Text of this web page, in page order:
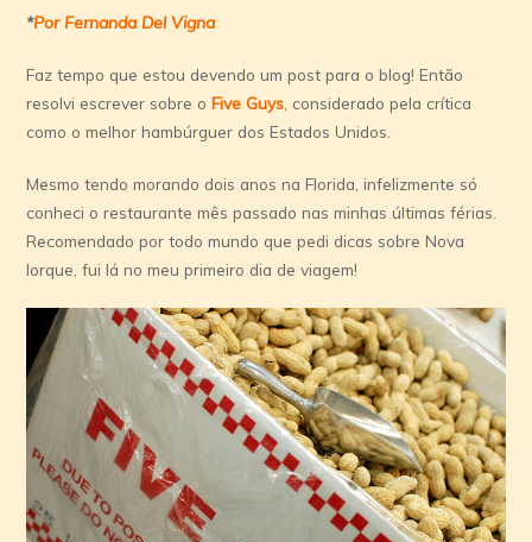
*Por Fernanda Del Vigna
Faz tempo que estou devendo um post para o blog! Então
resolvi escrever sobre oFive Guys , considerado pela crítica
como o melhor hambúrguer dos Estados Unidos.
Mesmo tendo morando dois anos na Florida, infelizmente só
conheci o restaurante mês passado nas minhas últimas férias.
Recomendado por todo mundo que pedi dicas sobre Nova
Iorque, fui lá no meu primeiro dia de viagem!